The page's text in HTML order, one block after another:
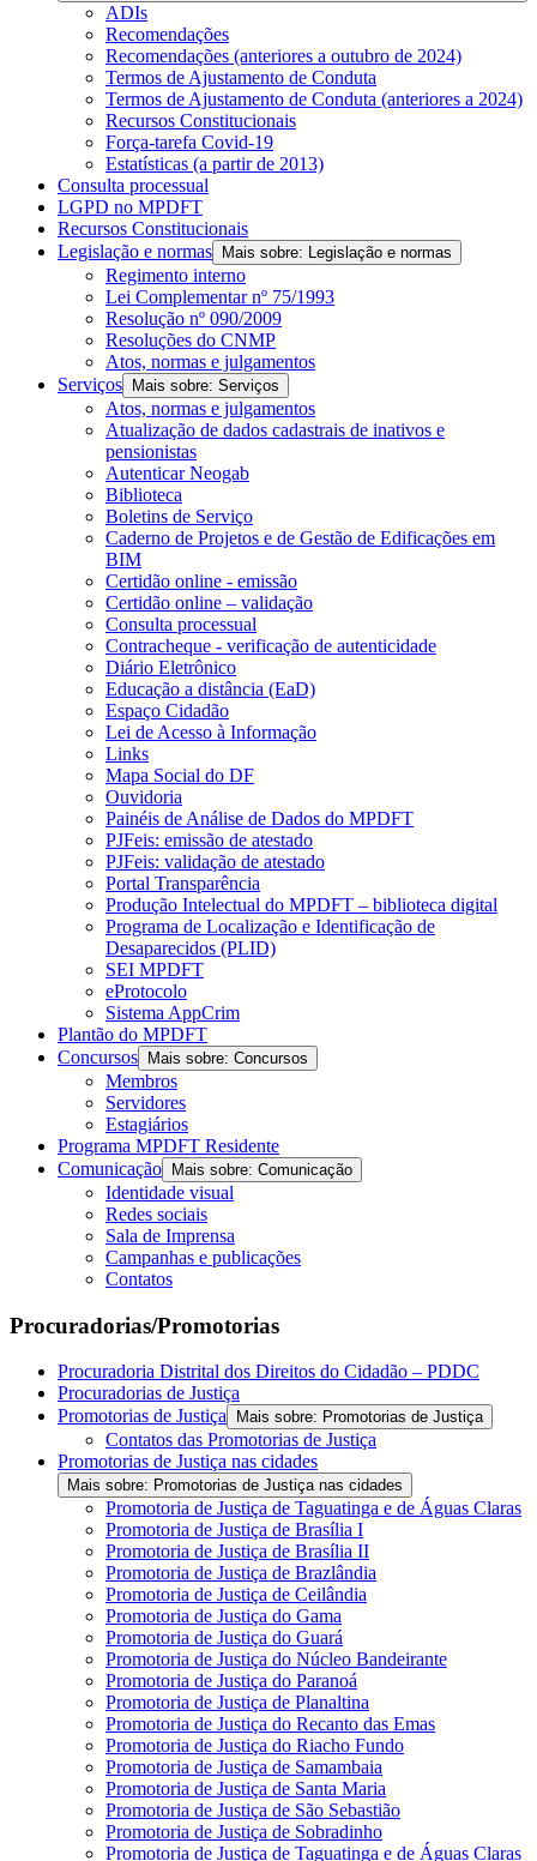
ADIs
Recomendações
Recomendações (anteriores a outubro de 2024)
Termos de Ajustamento de Conduta
Termos de Ajustamento de Conduta (anteriores a 2024)
Recursos Constitucionais
Força-tarefa Covid-19
Estatísticas (a partir de 2013)
Consulta processual
LGPD no MPDFT
Recursos Constitucionais
Legislação e normas
Mais sobre: Legislação e normas
Regimento interno
Lei Complementar nº 75/1993
Resolução nº 090/2009
Resoluções do CNMP
Atos, normas e julgamentos
Serviços
Mais sobre: Serviços
Atos, normas e julgamentos
Atualização de dados cadastrais de inativos e
pensionistas
Autenticar Neogab
Biblioteca
Boletins de Serviço
Caderno de Projetos e de Gestão de Edificações em
BIM
Certidão online - emissão
Certidão online – validação
Consulta processual
Contracheque - verificação de autenticidade
Diário Eletrônico
Educação a distância (EaD)
Espaço Cidadão
Lei de Acesso à Informação
Links
Mapa Social do DF
Ouvidoria
Painéis de Análise de Dados do MPDFT
PJFeis: emissão de atestado
PJFeis: validação de atestado
Portal Transparência
Produção Intelectual do MPDFT – biblioteca digital
Programa de Localização e Identificação de
Desaparecidos (PLID)
SEI MPDFT
eProtocolo
Sistema AppCrim
Plantão do MPDFT
Concursos
Mais sobre: Concursos
Membros
Servidores
Estagiários
Programa MPDFT Residente
Comunicação
Mais sobre: Comunicação
Identidade visual
Redes sociais
Sala de Imprensa
Campanhas e publicações
Contatos
Procuradorias/Promotorias
Procuradoria Distrital dos Direitos do Cidadão – PDDC
Procuradorias de Justiça
Promotorias de Justiça
Mais sobre: Promotorias de Justiça
Contatos das Promotorias de Justiça
Promotorias de Justiça nas cidades
Mais sobre: Promotorias de Justiça nas cidades
Promotoria de Justiça de Taguatinga e de Águas Claras
Promotoria de Justiça de Brasília I
Promotoria de Justiça de Brasília II
Promotoria de Justiça de Brazlândia
Promotoria de Justiça de Ceilândia
Promotoria de Justiça do Gama
Promotoria de Justiça do Guará
Promotoria de Justiça do Núcleo Bandeirante
Promotoria de Justiça do Paranoá
Promotoria de Justiça de Planaltina
Promotoria de Justiça do Recanto das Emas
Promotoria de Justiça do Riacho Fundo
Promotoria de Justiça de Samambaia
Promotoria de Justiça de Santa Maria
Promotoria de Justiça de São Sebastião
Promotoria de Justiça de Sobradinho
Promotoria de Justiça de Taguatinga e de Águas Claras